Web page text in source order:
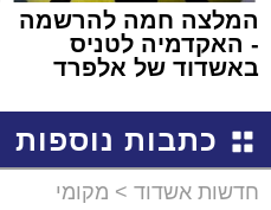
המלצה חמה להרשמה
- האקדמיה לטניס
באשדוד של אלפרד
כתבות נוספות
חדשות אשדוד > מקומי